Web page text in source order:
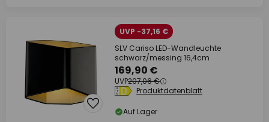
UVP -37,16 €
SLV Cariso LED-Wandleuchte
schwarz/messing 16,4cm
169,90 €
UVP207,06 €
Produktdatenblatt
Auf Lager